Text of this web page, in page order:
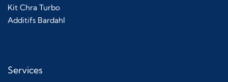
Kit Chra Turbo
Additifs Bardahl
Services